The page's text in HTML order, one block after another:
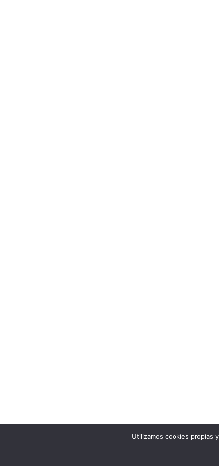
Utilizamos cookies propias